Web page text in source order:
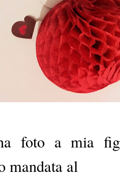
foto a mia
mandata al